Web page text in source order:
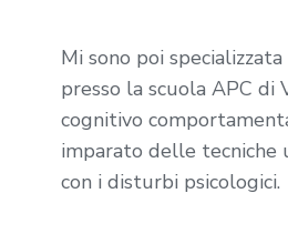
Mi sono poi
presso la scuola APC di
cognitivo
imparato delle tecniche
con i disturbi psicologici.